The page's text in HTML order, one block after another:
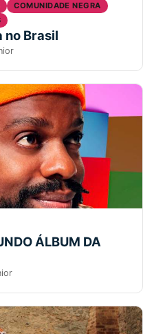
COMUNIDADE NEGRA
no Brasil
ÁLBUM DA